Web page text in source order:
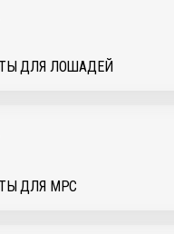
ДЛЯ ЛОШАДЕЙ
ДЛЯ МРС